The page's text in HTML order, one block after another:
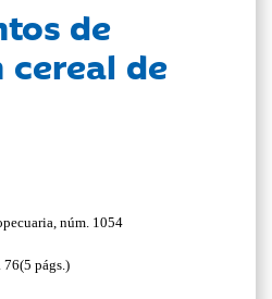
de
cereal de
núm. 1054
76(5 págs.)